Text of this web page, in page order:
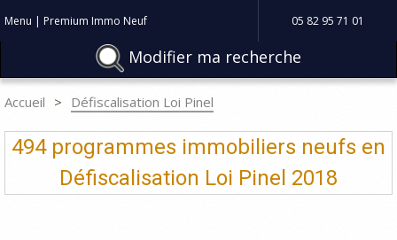
Menu | Premium Immo Neuf 05 82 95 71 01
Modifier ma recherche
Accueil Défiscalisation Loi Pinel
494 programmes immobiliers neufs en
Défiscalisation Loi Pinel 2018